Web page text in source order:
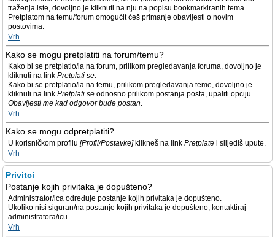
traženja iste, dovoljno je kliknuti na nju na popisu bookmarkiranih tema.
Pretplatom na temu/forum omogućit ćeš primanje obavijesti o novim
postovima.
Vrh
Kako se mogu pretplatiti na forum/temu?
Kako bi se pretplatio/la na forum, prilikom pregledavanja foruma, dovoljno je
kliknuti na link Pretplati se.
Kako bi se pretplatio/la na temu, prilikom pregledavanja teme, dovoljno je
kliknuti na link Pretplati se odnosno prilikom postanja posta, upaliti opciju
Obavijesti me kad odgovor bude postan.
Vrh
Kako se mogu odpretplatiti?
U korisničkom profilu [Profil/Postavke]klikneš na link Pretplate i slijediš upute.
Vrh
Privitci
Postanje kojih privitaka je dopušteno?
Administrator/ica određuje postanje kojih privitaka je dopušteno.
Ukoliko nisi siguran/na postanje kojih privitaka je dopušteno, kontaktiraj
administratora/icu.
Vrh